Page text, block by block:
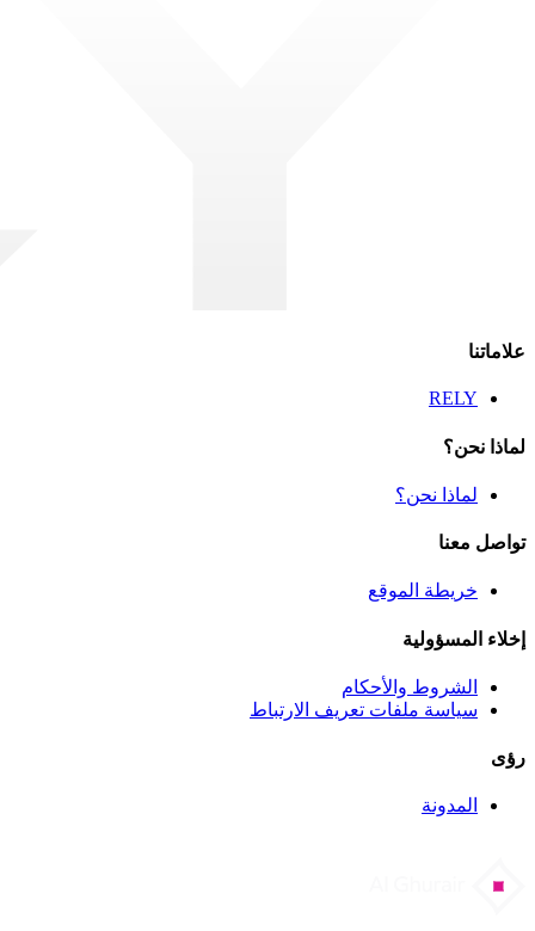
علاماتنا
RELY
لماذا نحن؟
لماذا نحن؟
تواصل معنا
خريطة الموقع
إخلاء المسؤولية
الشروط والأحكام
سياسة ملفات تعريف الارتباط
رؤى
المدونة